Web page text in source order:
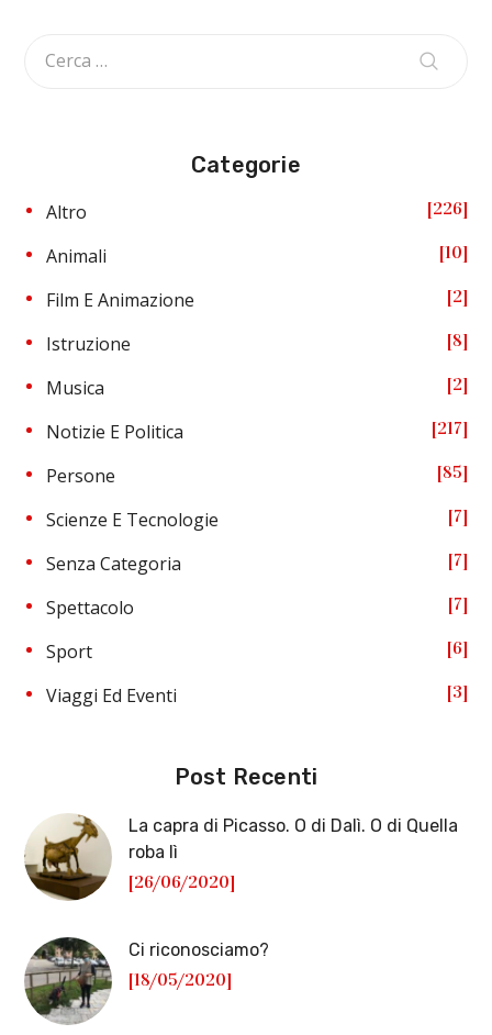
Categorie
Altro 226
Animali 10
Film E Animazione 2
Istruzione 8
Musica 2
Notizie E Politica 217
Persone 85
Scienze E Tecnologie 7
Senza Categoria 7
Spettacolo 7
Sport 6
Viaggi Ed Eventi 3
Post Recenti
La capra di Picasso. O di Dalì. O di Quella
roba lì
[26/06/2020]
Ci riconosciamo?
[18/05/2020]